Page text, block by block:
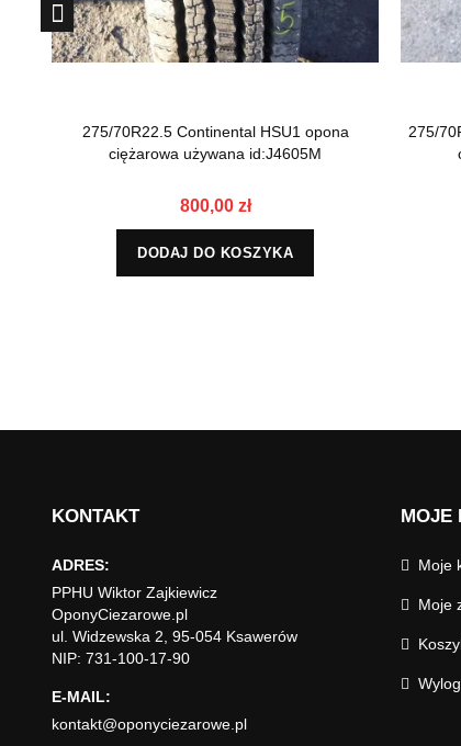
275/70R22.5 Continental HSU1 opona
ciężarowa używana id:J4605M
800,00 zł
DODAJ DO KOSZYKA
275/
KONTAKT
ADRES:
PPHU Wiktor Zajkiewicz
OponyCiezarowe.pl
ul. Widzewska 2, 95-054 Ksawerów
NIP: 731-100-17-90
E-MAIL:
kontakt@oponyciezarowe.pl
MOJE
Moje
Moje